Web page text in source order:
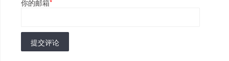
你的邮箱*
提交评论